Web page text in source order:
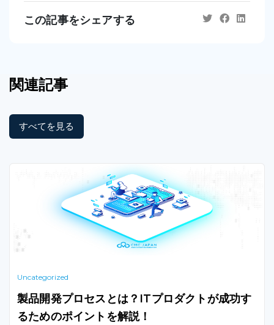
この記事をシェアする
関連記事
すべてを見る
Uncategorized
製品開発プロセスとは？ITプロダクトが成功す
るためのポイントを解説！